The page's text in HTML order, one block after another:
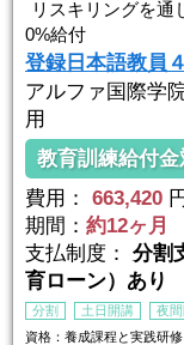
リスキリングを
0%給付
登録日本語教員
アルファ国際学
用
教育訓練給付金
費用：
663,420 円
期間： 約12ヶ月
支払制度： 分割
育ローン）あり
分割 土日開講 夜
資格：養成課程と実践研